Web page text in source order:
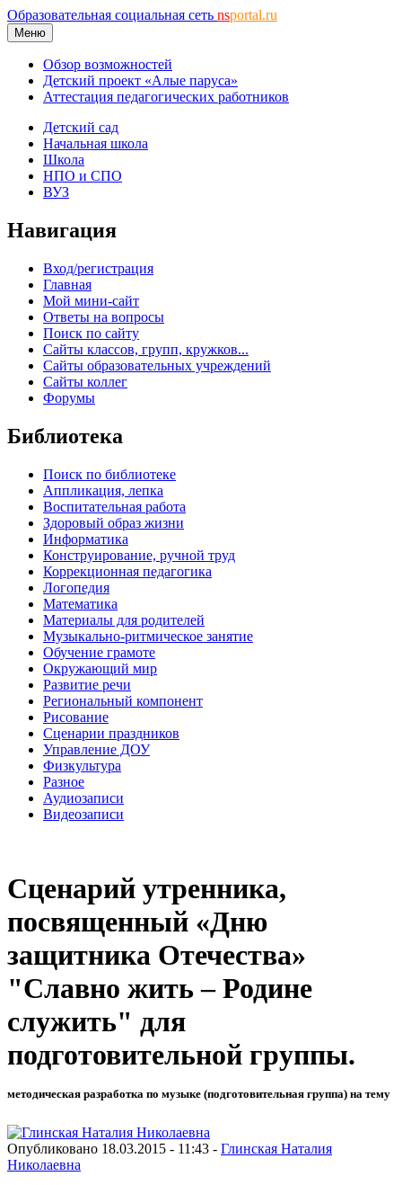
Образовательная социальная сеть nsportal.ru
Меню
Обзор возможностей
Детский проект «Алые паруса»
Аттестация педагогических работников
Детский сад
Начальная школа
Школа
НПО и СПО
ВУЗ
Навигация
Вход/регистрация
Главная
Мой мини-сайт
Ответы на вопросы
Поиск по сайту
Сайты классов, групп, кружков...
Сайты образовательных учреждений
Сайты коллег
Форумы
Библиотека
Поиск по библиотеке
Аппликация, лепка
Воспитательная работа
Здоровый образ жизни
Информатика
Конструирование, ручной труд
Коррекционная педагогика
Логопедия
Математика
Материалы для родителей
Музыкально-ритмическое занятие
Обучение грамоте
Окружающий мир
Развитие речи
Региональный компонент
Рисование
Сценарии праздников
Управление ДОУ
Физкультура
Разное
Аудиозаписи
Видеозаписи
Сценарий утренника,
посвященный «Дню
защитника Отечества»
"Славно жить – Родине
служить" для
подготовительной группы.
методическая разработка по музыке (подготовительная группа) на тему
Опубликовано 18.03.2015 - 11:43 - Глинская Наталия
Николаевна